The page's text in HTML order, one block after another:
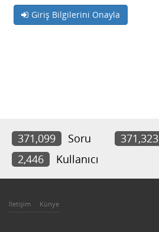
Giriş Bilgilerini Onayla
371,099 Soru 371,323
2,446
Kullanıcı
İletişim Künye